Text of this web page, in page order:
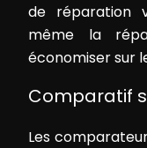
de réparation
même la
économiser sur
Comparatif
Les